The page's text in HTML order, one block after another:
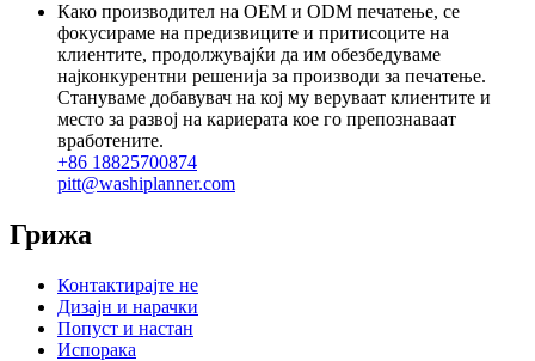
Како производител на OEM и ODM печатење, се
фокусираме на предизвиците и притисоците на
клиентите, продолжувајќи да им обезбедуваме
најконкурентни решенија за производи за печатење.
Стануваме добавувач на кој му веруваат клиентите и
место за развој на кариерата кое го препознаваат
вработените.
+86 18825700874
pitt@washiplanner.com
Грижа
Контактирајте не
Дизајн и нарачки
Попуст и настан
Испорака